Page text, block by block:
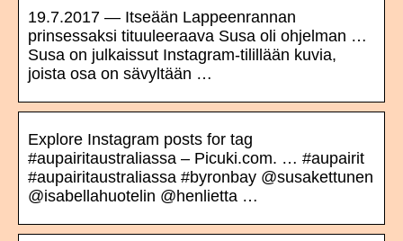
19.7.2017 — Itseään Lappeenrannan
prinsessaksi tituuleeraava Susa oli ohjelman …
Susa on julkaissut Instagram-tilillään kuvia,
joista osa on sävyltään …
Explore Instagram posts for tag
#aupairitaustraliassa – Picuki.com. … #aupairit
#aupairitaustraliassa #byronbay @susakettunen
@isabellahuotelin @henlietta …